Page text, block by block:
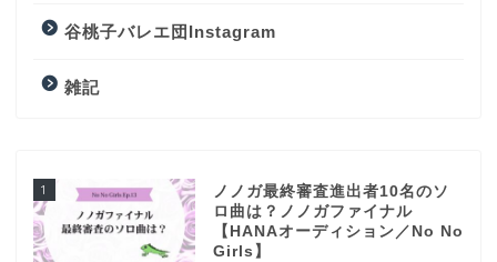
谷桃子バレエ団Instagram
雑記
1
ノノガ最終審査進出者10名のソ
ロ曲は？ノノガファイナル
【HANAオーディション／No No
Girls】